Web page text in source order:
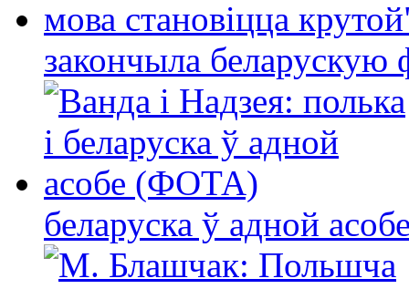
закончыла беларускую
беларуска ў адной